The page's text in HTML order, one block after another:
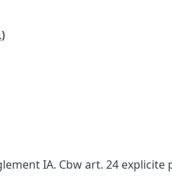
IA. Cbw art. 24 explicite